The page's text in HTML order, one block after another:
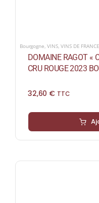
Bourgogne,VINS,VINS DE FRANCE
DOMAINE RAGOT «
CRU ROUGE 2023
32,60 € TTC